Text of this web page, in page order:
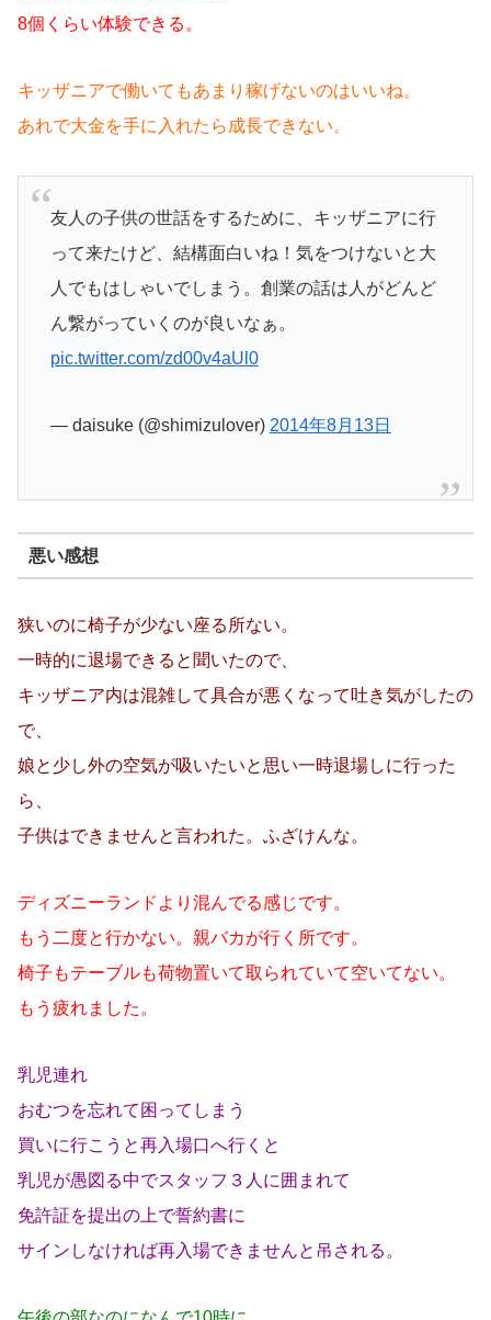
8個くらい体験できる。
キッザニアで働いてもあまり稼げないのはいいね。
あれで大金を手に入れたら成長できない。
友人の子供の世話をするために、キッザニアに行
って来たけど、結構面白いね！気をつけないと大
人でもはしゃいでしまう。創業の話は人がどんど
ん繋がっていくのが良いなぁ。
pic.twitter.com/zd00v4aUl0
— daisuke (@shimizulover) 2014年8月13日
悪い感想
狭いのに椅子が少ない座る所ない。
一時的に退場できると聞いたので、
キッザニア内は混雑して具合が悪くなって吐き気がしたの
で、
娘と少し外の空気が吸いたいと思い一時退場しに行った
ら、
子供はできませんと言われた。 ふざけんな。
ディズニーランドより混んでる感じです。
もう二度と行かない。親バカが行く所です。
椅子もテーブルも荷物置いて取られていて空いてない。
もう疲れました。
乳児連れ
おむつを忘れて困ってしまう
買いに行こうと再入場口へ行くと
乳児が愚図る中でスタッフ３人に囲まれて
免許証を提出の上で誓約書に
サインしなければ再入場できませんと吊される。